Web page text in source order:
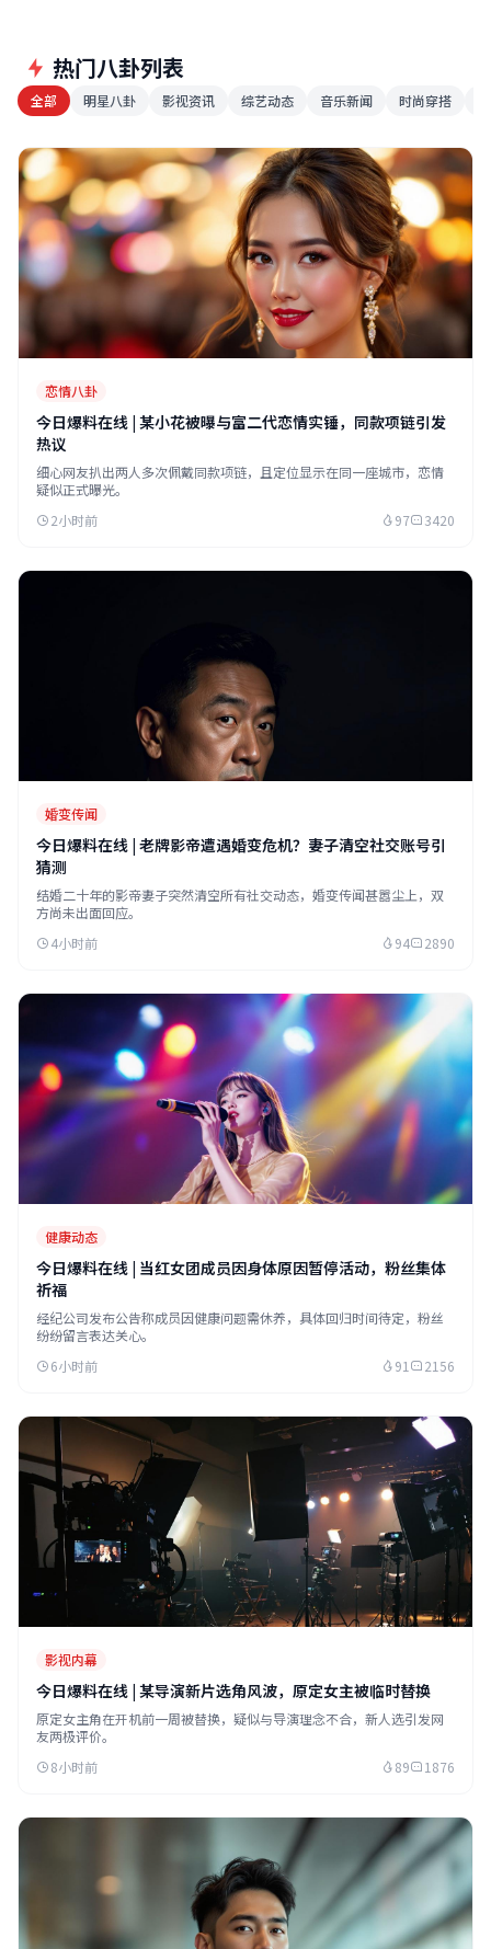
热门八卦列表
全部 明星八卦 影视资讯 综艺动态 音乐新闻 时尚穿搭
恋情八卦
今日爆料在线 | 某小花被曝与富二代恋情实锤，同款项链引发
热议
细心网友扒出两人多次佩戴同款项链，且定位显示在同一座城市，恋情
疑似正式曝光。
2小时前
97 3420
婚变传闻
今日爆料在线 | 老牌影帝遭遇婚变危机？妻子清空社交账号引
猜测
结婚二十年的影帝妻子突然清空所有社交动态，婚变传闻甚嚣尘上，双
方尚未出面回应。
4小时前
94 2890
健康动态
今日爆料在线 | 当红女团成员因身体原因暂停活动，粉丝集体
祈福
经纪公司发布公告称成员因健康问题需休养，具体回归时间待定，粉丝
纷纷留言表达关心。
6小时前
91 2156
影视内幕
今日爆料在线 | 某导演新片选角风波，原定女主被临时替换
原定女主角在开机前一周被替换，疑似与导演理念不合，新人选引发网
友两极评价。
8小时前
89 1876